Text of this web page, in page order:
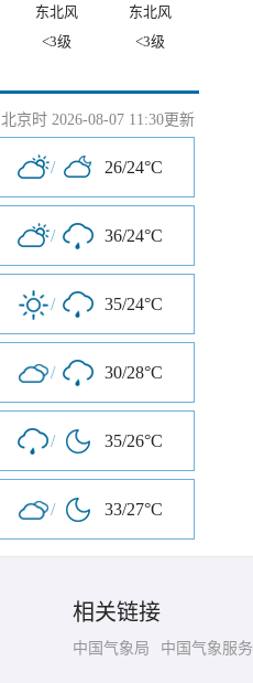
东北风
东北风
<3级 <3级
北京时 2026-08-07 11:30更新
/ 26/24°C
/ 36/24°C
/ 35/24°C
/ 30/28°C
/ 35/26°C
/ 33/27°C
相关链接
中国气象局 中国气象服